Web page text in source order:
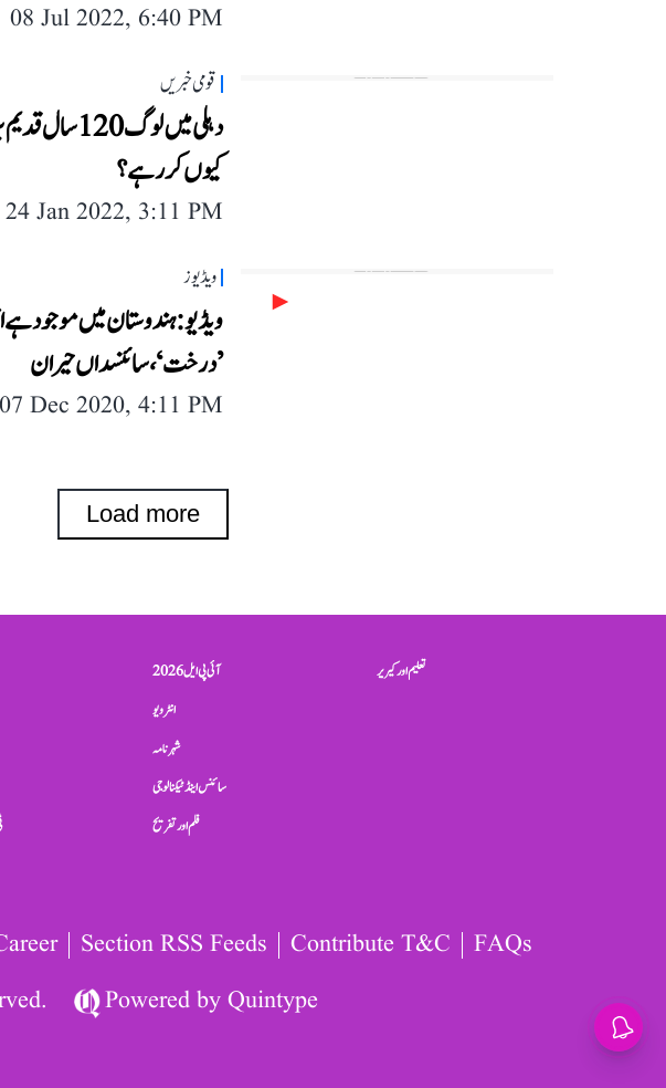
08 Jul 2022, 6:40 PM
قومی خبریں
کیوں کر رہے؟
24 Jan 2022, 3:11 PM
ویڈیوز
ویڈیو: ہندوستان میں موجود
’درخت‘، سائنسداں حیران
07 Dec 2020, 4:11 PM
Load more
آئی پی ایل 2026
انٹرویو
شہرنامہ
سائنس اینڈ ٹیکنالوجی
فلم اور تفریح
تعلیم اور کیریر
Section RSS Feeds Contribute T&C
FAQs
Powered byQuintype